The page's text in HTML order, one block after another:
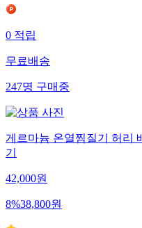
0적립
무료배송
247명구매중
게르마늄 온열찜질기 허리
기
42,000원
8%38,800원